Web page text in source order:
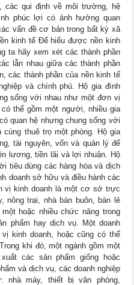
các qui định về môi trường, hệ
phúc lợi có ảnh hưởng quan
vấn đề cơ bản trong bất kỳ xã
kinh tế Để hiểu được nền kinh
ta hãy xem xét các thành phần
lẫn nhau giữa các thành phần
các thành phần của nền kinh tế
và chính phủ. Hộ gia đình
sống với nhau như một đơn vị
thể gồm một người, nhiều gia
quan hệ nhưng chung sống với
cùng thuê trọ một phòng. Hộ gia
tài nguyên, vốn và quản lý để
lương, tiền lãi và lợi nhuận. Hộ
tiêu dùng các hàng hóa và dịch
doanh sở hữu và điều hành các
vị kinh doanh là một cơ sở trực
nông trại, nhà bán buôn, bán lẻ
hoặc nhiều chức năng trong
phẩm hay dịch vụ. Một doanh
kinh doanh, hoặc cũng có thể
khi đó, một ngành gồm một
các sản phẩm giống hoặc
và dịch vụ, các doanh nghiệp
nhà máy, thiết bị văn phòng,